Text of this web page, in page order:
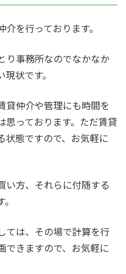
を行っております。
り事務所なのでなかなか
状です。
貸仲介や管理にも時間を
思っております。ただ賃貸
状態ですので、お気軽に
い方、それらに付随する
ては、その場で計算を行
できますので、お気軽に